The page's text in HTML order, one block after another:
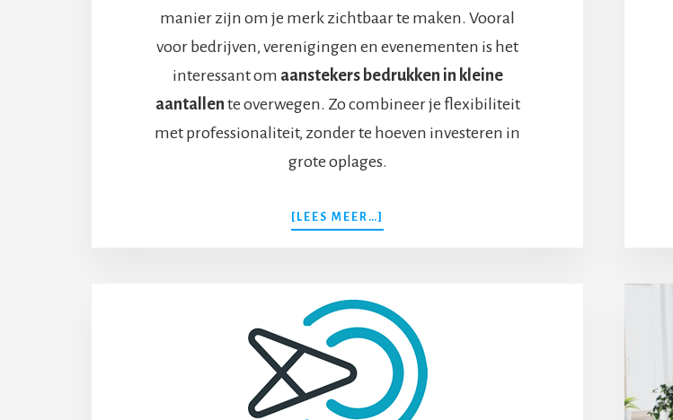
manier zijn om je merk zichtbaar te maken. Vooral
voor bedrijven, verenigingen en evenementen is het
interessant om aanstekers bedrukken in kleine
aantallen te overwegen. Zo combineer je flexibiliteit
met professionaliteit, zonder te hoeven investeren in
grote oplages.
[LEES MEER…]
BEDRUKKEN
EN
EFFECTIEF